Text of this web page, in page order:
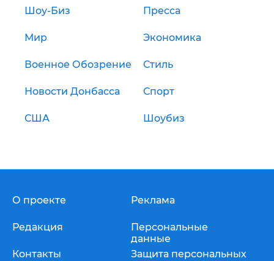
Шоу-Биз Пресса
Мир Экономика
Военное Обозрение Стиль
Новости Донбасса Спорт
США Шоубиз
О проекте
Редакция
Контакты
Реклама
Персональные
данные
Защита персональных